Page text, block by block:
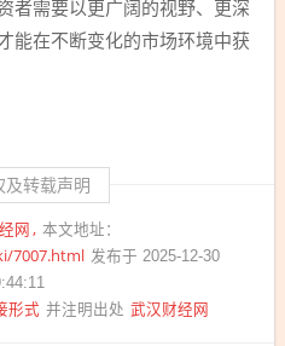
者需要以更广阔的视野、更深
能在不断变化的市场环境中获
及转载声明
网 本文地址：
7007.html 发布于 2025-12-30
形式 并注明出处 武汉财经网